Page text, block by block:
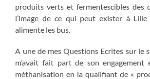
produits verts et fermentescibles des
l’image de ce qui peut exister à
alimente les bus.
A une de mes Questions Ecrites sur le
m’avait fait part de son engagement
méthanisation en la qualifiant de «